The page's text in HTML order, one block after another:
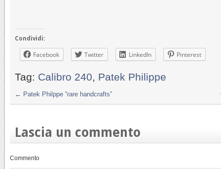
Condividi:
Facebook Twitter LinkedIn Pinterest
Tag: Calibro 240 Patek Philippe
← Patek Philppe “rare handcrafts”
Lascia un commento
Commento